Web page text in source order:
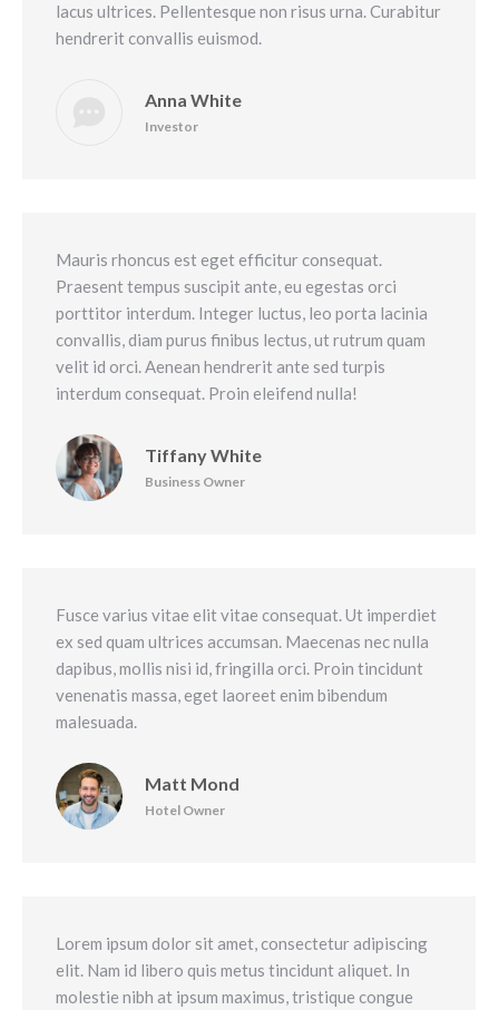
Anna White
Investor
lacus ultrices. Pellentesque non risus urna. Curabitur
hendrerit convallis euismod.
Tiffany White
Business Owner
Mauris rhoncus est eget efficitur consequat.
Praesent tempus suscipit ante, eu egestas orci
porttitor interdum. Integer luctus, leo porta lacinia
convallis, diam purus finibus lectus, ut rutrum quam
velit id orci. Aenean hendrerit ante sed turpis
interdum consequat. Proin eleifend nulla!
Matt Mond
Hotel Owner
Fusce varius vitae elit vitae consequat. Ut imperdiet
ex sed quam ultrices accumsan. Maecenas nec nulla
dapibus, mollis nisi id, fringilla orci. Proin tincidunt
venenatis massa, eget laoreet enim bibendum
malesuada.
Lorem ipsum dolor sit amet, consectetur adipiscing
elit. Nam id libero quis metus tincidunt aliquet. In
molestie nibh at ipsum maximus, tristique congue